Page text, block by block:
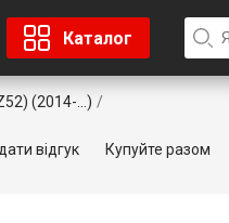
Каталог
(2014-...)
відгук Купуйте разом